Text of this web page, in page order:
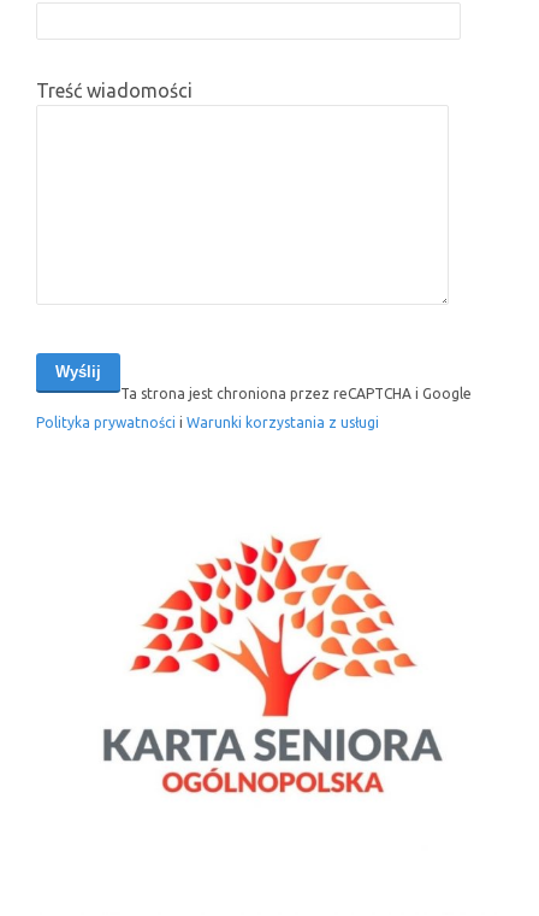
Treść wiadomości
Ta strona jest chroniona przez reCAPTCHA i Google
Polityka prywatności i Warunki korzystania z usługi